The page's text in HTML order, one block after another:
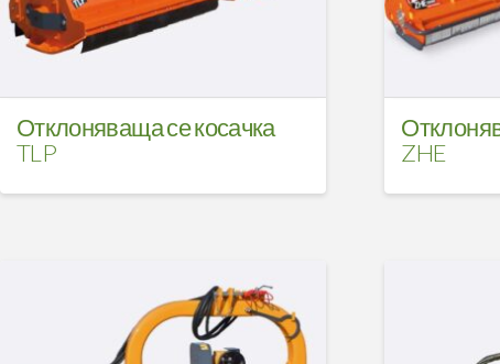
Отклоняваща се косачка
TLP
ZHE